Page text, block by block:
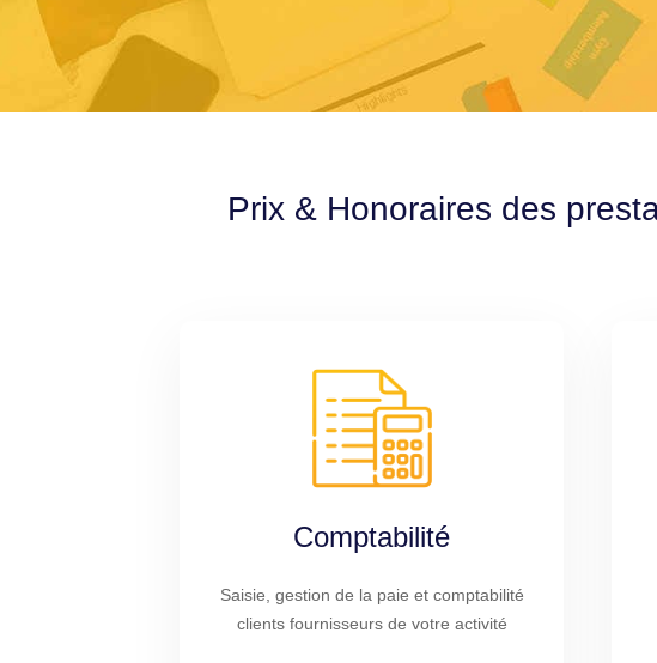
Prix & Honoraires des
Comptabilité
Saisie, gestion de la paie et comptabilité
clients fournisseurs de votre activité